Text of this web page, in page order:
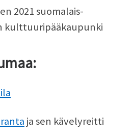
2021 suomalais-
kulttuuripääkaupunki
ja sen kävelyreitti